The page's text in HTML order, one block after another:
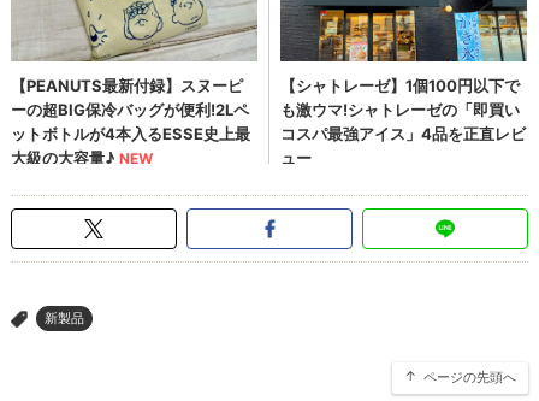
> 新製品
ページの先頭へ